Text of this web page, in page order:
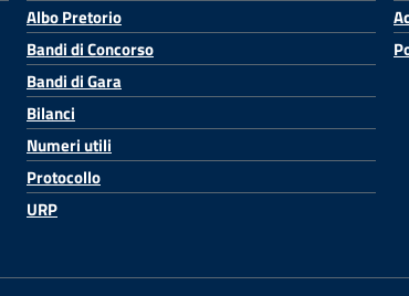
Albo Pretorio
Bandi di Concorso
Bandi di Gara
Bilanci
Numeri utili
Protocollo
URP